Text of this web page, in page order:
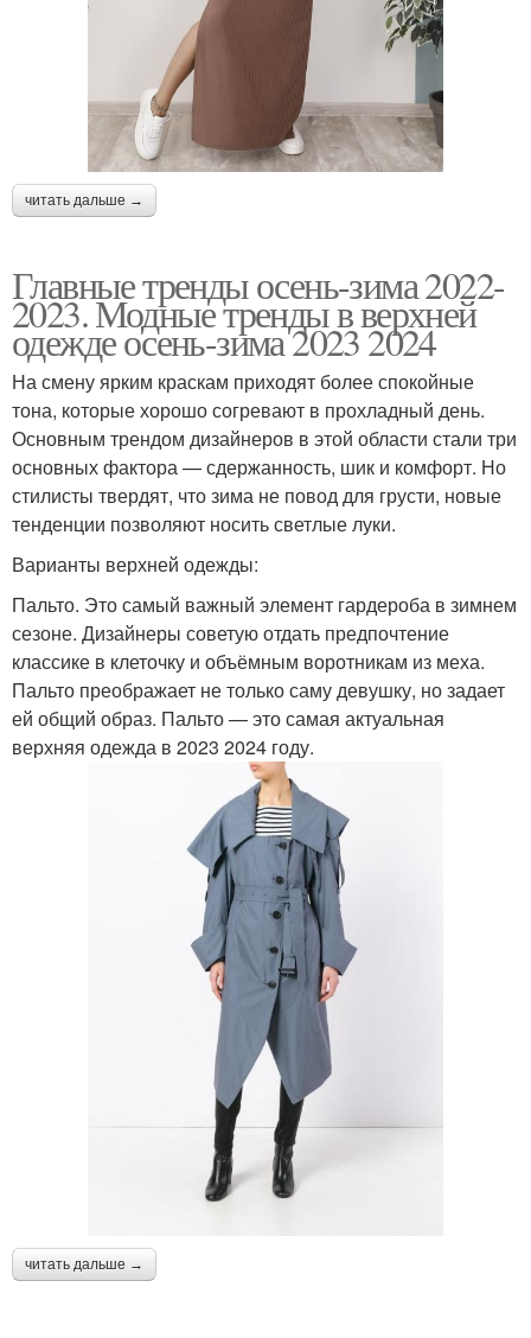
читать дальше →
Главные тренды осень-зима 2022-
2023. Модные тренды в верхней
одежде осень-зима 2023 2024
На смену ярким краскам приходят более спокойные
тона, которые хорошо согревают в прохладный день.
Основным трендом дизайнеров в этой области стали три
основных фактора — сдержанность, шик и комфорт. Но
стилисты твердят, что зима не повод для грусти, новые
тенденции позволяют носить светлые луки.
Варианты верхней одежды:
Пальто. Это самый важный элемент гардероба в зимнем
сезоне. Дизайнеры советую отдать предпочтение
классике в клеточку и объёмным воротникам из меха.
Пальто преображает не только саму девушку, но задает
ей общий образ. Пальто — это самая актуальная
верхняя одежда в 2023 2024 году.
читать дальше →